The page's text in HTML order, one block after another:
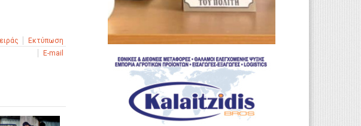
Εκτύπωση
E-mail